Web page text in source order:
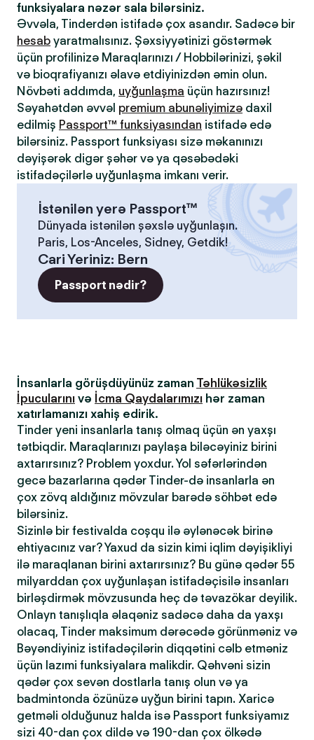
funksiyalara nəzər sala bilərsiniz.
Əvvəla, Tinderdən istifadə çox asandır. Sadəcə bir
hesab yaratmalısınız. Şəxsiyyətinizi göstərmək
üçün profilinizə Maraqlarınızı / Hobbilərinizi, şəkil
və bioqrafiyanızı əlavə etdiyinizdən əmin olun.
Növbəti addımda, uyğunlaşma üçün hazırsınız!
Səyahətdən əvvəl premium abunəliyimizə daxil
edilmiş Passport™ funksiyasından istifadə edə
bilərsiniz. Passport funksiyası sizə məkanınızı
dəyişərək digər şəhər və ya qəsəbədəki
istifadəçilərlə uyğunlaşma imkanı verir.
İstənilən yerə Passport™
Dünyada istənilən şəxslə uyğunlaşın.
Paris, Los-Anceles, Sidney, Getdik!
Cari Yeriniz: Bern
Passport nədir?
İnsanlarla görüşdüyünüz zaman Təhlükəsizlik
İpucularını və İcma Qaydalarımızı hər zaman
xatırlamanızı xahiş edirik.
Tinder yeni insanlarla tanış olmaq üçün ən yaxşı
tətbiqdir. Maraqlarınızı paylaşa biləcəyiniz birini
axtarırsınız? Problem yoxdur. Yol səfərlərindən
gecə bazarlarına qədər Tinder-də insanlarla ən
çox zövq aldığınız mövzular barədə söhbət edə
bilərsiniz.
Sizinlə bir festivalda coşqu ilə əylənəcək birinə
ehtiyacınız var? Yaxud da sizin kimi iqlim dəyişikliyi
ilə maraqlanan birini axtarırsınız? Bu günə qədər 55
milyarddan çox uyğunlaşan istifadəçisilə insanları
birləşdirmək mövzusunda heç də təvazökar deyilik.
Onlayn tanışlıqla əlaqəniz sadəcə daha da yaxşı
olacaq, Tinder maksimum dərəcədə görünməniz və
Bəyəndiyiniz istifadəçilərin diqqətini cəlb etməniz
üçün lazımi funksiyalara malikdir. Qəhvəni sizin
qədər çox sevən dostlarla tanış olun və ya
badmintonda özünüzə uyğun birini tapın. Xaricə
getməli olduğunuz halda isə Passport funksiyamız
sizi 40-dan çox dildə və 190-dan çox ölkədə